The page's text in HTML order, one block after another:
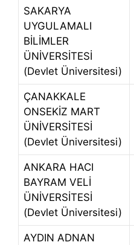
SAKARYA
UYGULAMALI
BİLİMLER
ÜNİVERSİTESİ
(Devlet Üniversitesi)
ÇANAKKALE
ONSEKİZ MART
ÜNİVERSİTESİ
(Devlet Üniversitesi)
ANKARA HACI
BAYRAM VELİ
ÜNİVERSİTESİ
(Devlet Üniversitesi)
AYDIN ADNAN